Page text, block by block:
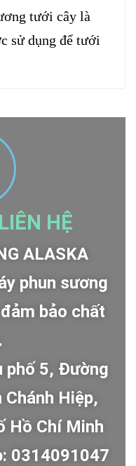
tưới cây là
sử dụng để tưới
HỆ
ALASKA
phun sương
bảo chất
phố 5, Đường
Chánh Hiệp,
Hồ Chí Minh
0314091047